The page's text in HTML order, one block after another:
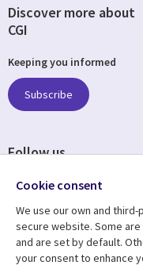
Resource center
Discover more about
CGI
Keeping you informed
Subscribe
Follow us
Social
CZECH
REPUBLIC
Cookie consent
We use our own and
secure website. Some
and are set by default.
your consent to enhance